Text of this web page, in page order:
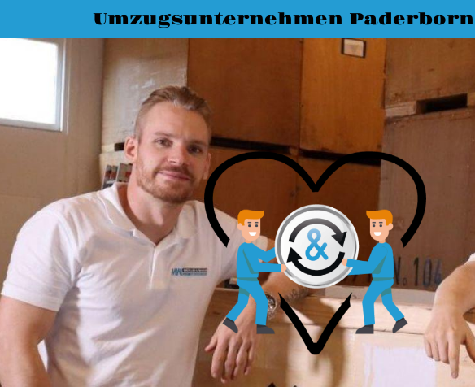
Umzugsunternehmen Paderborn